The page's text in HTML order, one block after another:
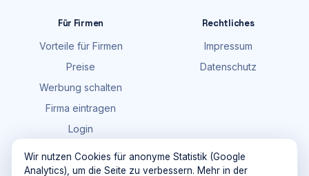
Für Firmen
Vorteile für Firmen
Preise
Werbung schalten
Firma eintragen
Login
Rechtliches
Impressum
Datenschutz
Wir nutzen Cookies für anonyme Statistik (Google
Analytics), um die Seite zu verbessern. Mehr in der